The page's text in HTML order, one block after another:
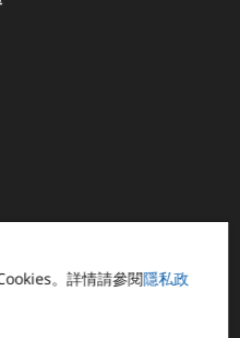
工路 415 號
。詳情請參閱隱私政